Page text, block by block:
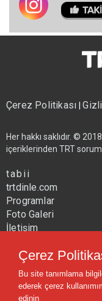
Çerez Politikası|
Her hakkı saklıdır. ©
içeriklerinden TRT
tabii
trtdinle.com
Programlar
Foto Galeri
İletişim
trtavaz.com.tr
trtmuzik.net.tr
trtcocuk.net.tr
Çerez
Bu site tanımlama
ederek çerez
edinin